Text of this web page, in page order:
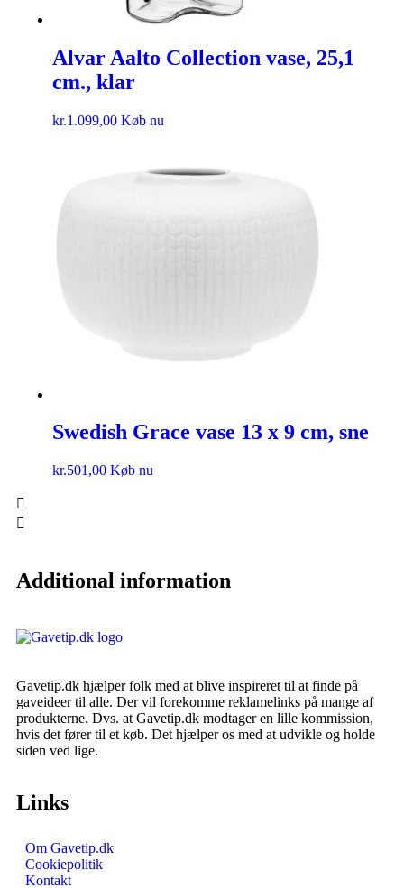
Alvar Aalto Collection vase, 25,1
cm., klar
kr.1.099,00 Køb nu
Swedish Grace vase 13 x 9 cm, sne
kr.501,00 Køb nu
Additional information
Gavetip.dk hjælper folk med at blive inspireret til at finde på
gaveideer til alle. Der vil forekomme reklamelinks på mange af
produkterne. Dvs. at Gavetip.dk modtager en lille kommission,
hvis det fører til et køb. Det hjælper os med at udvikle og holde
siden ved lige.
Links
Om Gavetip.dk
Cookiepolitik
Kontakt